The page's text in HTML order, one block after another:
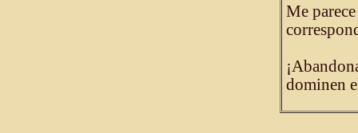
Me
dominen